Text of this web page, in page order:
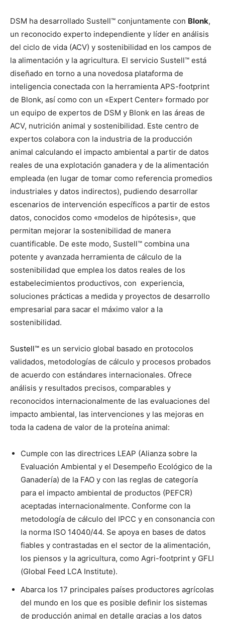
DSM ha desarrollado Sustell™ conjuntamente con Blonk,
un reconocido experto independiente y líder en análisis
del ciclo de vida (ACV) y sostenibilidad en los campos de
la alimentación y la agricultura. El servicio Sustell™ está
diseñado en torno a una novedosa plataforma de
inteligencia conectada con la herramienta APS-footprint
de Blonk, así como con un «Expert Center» formado por
un equipo de expertos de DSM y Blonk en las áreas de
ACV, nutrición animal y sostenibilidad. Este centro de
expertos colabora con la industria de la producción
animal calculando el impacto ambiental a partir de datos
reales de una explotación ganadera y de la alimentación
empleada (en lugar de tomar como referencia promedios
industriales y datos indirectos), pudiendo desarrollar
escenarios de intervención específicos a partir de estos
datos, conocidos como «modelos de hipótesis», que
permitan mejorar la sostenibilidad de manera
cuantificable. De este modo, Sustell™ combina una
potente y avanzada herramienta de cálculo de la
sostenibilidad que emplea los datos reales de los
estabelecimientos productivos, con experiencia,
soluciones prácticas a medida y proyectos de desarrollo
empresarial para sacar el máximo valor a la
sostenibilidad.
Sustell™ es un servicio global basado en protocolos
validados, metodologías de cálculo y procesos probados
de acuerdo con estándares internacionales. Ofrece
análisis y resultados precisos, comparables y
reconocidos internacionalmente de las evaluaciones del
impacto ambiental, las intervenciones y las mejoras en
toda la cadena de valor de la proteína animal:
Cumple con las directrices LEAP (Alianza sobre la
Evaluación Ambiental y el Desempeño Ecológico de la
Ganadería) de la FAO y con las reglas de categoría
para el impacto ambiental de productos (PEFCR)
aceptadas internacionalmente. Conforme con la
metodología de cálculo del IPCC y en consonancia con
la norma ISO 14040/44. Se apoya en bases de datos
fiables y contrastadas en el sector de la alimentación,
los piensos y la agricultura, como Agri-footprint y GFLI
(Global Feed LCA Institute).
Abarca los 17 principales países productores agrícolas
del mundo en los que es posible definir los sistemas
de producción animal en detalle gracias a los datos